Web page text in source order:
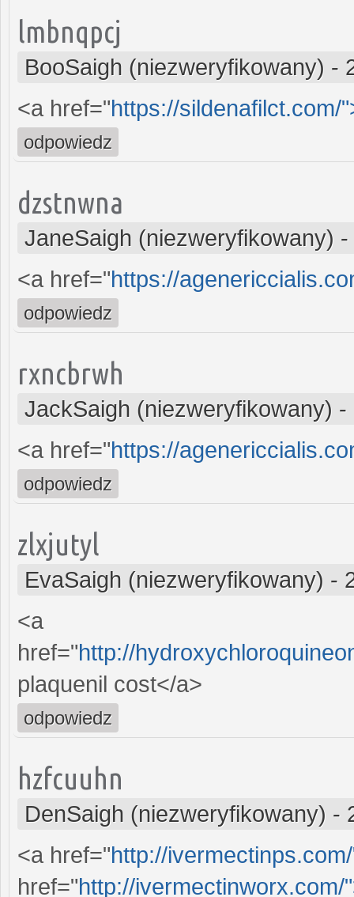
lmbnqpcj
BooSaigh (niezweryfikowany) -
<a href="https://sildenafilct.com/
odpowiedz
dzstnwna
JaneSaigh (niezweryfikowany) -
<a href="https://
odpowiedz
rxncbrwh
JackSaigh (niezweryfikowany) -
<a href="https://
odpowiedz
zlxjutyl
EvaSaigh (niezweryfikowany) -
<a
href="http://
plaquenil cost</a>
odpowiedz
hzfcuuhn
DenSaigh (niezweryfikowany) -
<a href="http://
href="http://ivermectinworx.com/